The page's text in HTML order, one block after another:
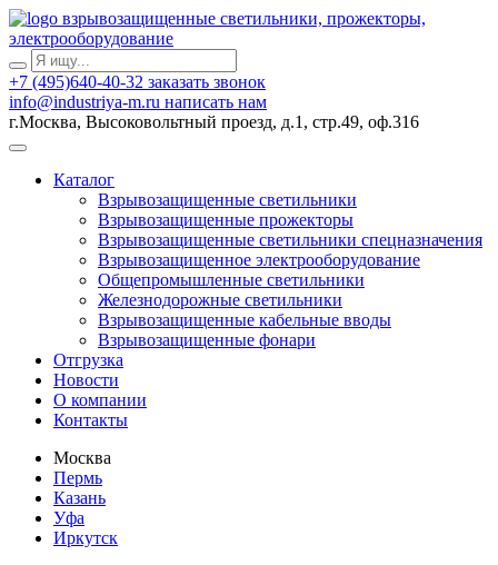
взрывозащищенные светильники, прожекторы,
электрооборудование
+7 (495)640-40-32 заказать звонок
info@industriya-m.ru написать нам
г.Москва, Высоковольтный проезд, д.1, стр.49, оф.316
Каталог
Взрывозащищенные светильники
Взрывозащищенные прожекторы
Взрывозащищенные светильники спецназначения
Взрывозащищенное электрооборудование
Общепромышленные светильники
Железнодорожные светильники
Взрывозащищенные кабельные вводы
Взрывозащищенные фонари
Отгрузка
Новости
О компании
Контакты
Москва
Пермь
Казань
Уфа
Иркутск